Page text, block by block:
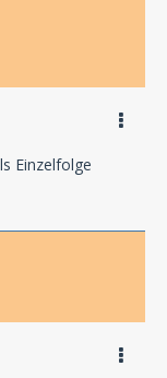
dass
in London
bereits
Details auf,
wecken.
Einzelfolge